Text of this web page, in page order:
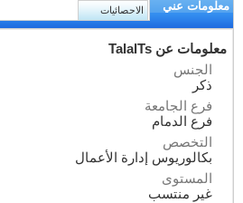
معلومات عني الاحصائيات
معلومات عن TalalTs
الجنس
ذكر
فرع الجامعة
فرع الدمام
التخصص
بكالوريوس إدارة الأعمال
المستوى
غير منتسب